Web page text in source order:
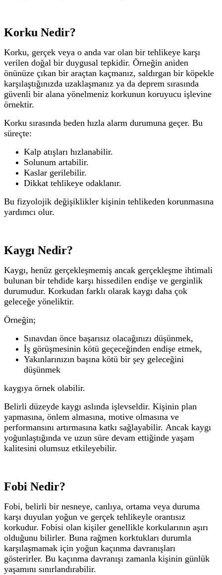
Korku Nedir?
Korku, gerçek veya o anda var olan bir tehlikeye karşı
verilen doğal bir duygusal tepkidir. Örneğin aniden
önünüze çıkan bir araçtan kaçmanız, saldırgan bir köpekle
karşılaştığınızda uzaklaşmanız ya da deprem sırasında
güvenli bir alana yönelmeniz korkunun koruyucu işlevine
örnektir.
Korku sırasında beden hızla alarm durumuna geçer. Bu
süreçte:
Kalp atışları hızlanabilir.
Solunum artabilir.
Kaslar gerilebilir.
Dikkat tehlikeye odaklanır.
Bu fizyolojik değişiklikler kişinin tehlikeden korunmasına
yardımcı olur.
Kaygı Nedir?
Kaygı, henüz gerçekleşmemiş ancak gerçekleşme ihtimali
bulunan bir tehdide karşı hissedilen endişe ve gerginlik
durumudur. Korkudan farklı olarak kaygı daha çok
geleceğe yöneliktir.
Örneğin;
Sınavdan önce başarısız olacağınızı düşünmek,
İş görüşmesinin kötü geçeceğinden endişe etmek,
Yakınlarınızın başına kötü bir şey geleceğini
düşünmek
kaygıya örnek olabilir.
Belirli düzeyde kaygı aslında işlevseldir. Kişinin plan
yapmasına, önlem almasına, motive olmasına ve
performansını artırmasına katkı sağlayabilir. Ancak kaygı
yoğunlaştığında ve uzun süre devam ettiğinde yaşam
kalitesini olumsuz etkileyebilir.
Fobi Nedir?
Fobi, belirli bir nesneye, canlıya, ortama veya duruma
karşı duyulan yoğun ve gerçek tehlikeyle orantısız
korkudur. Fobisi olan kişiler genellikle korkularının aşırı
olduğunu bilirler. Buna rağmen korktukları durumla
karşılaşmamak için yoğun kaçınma davranışları
gösterirler. Bu kaçınma davranışı zamanla kişinin günlük
yaşamını sınırlandırabilir.